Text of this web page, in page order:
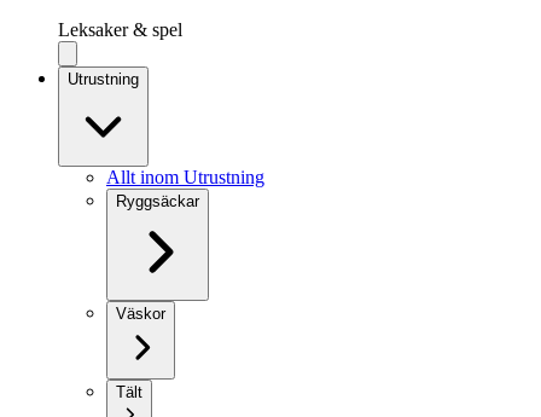
Leksaker & spel
Utrustning
Allt inom Utrustning
Ryggsäckar
Väskor
Tält